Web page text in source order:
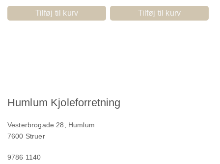
Tilføj til kurv Tilføj til kurv
Humlum Kjoleforretning
Vesterbrogade 28, Humlum
7600 Struer
9786 1140